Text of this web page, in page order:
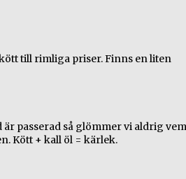
till rimliga priser. Finns en liten
passerad så glömmer vi aldrig
Kött + kall öl = kärlek.